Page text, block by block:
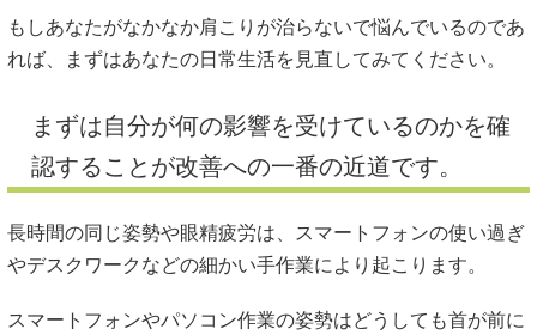
もしあなたがなかなか肩こりが治らないで悩んでいるのであ
れば、まずはあなたの日常生活を見直してみてください。
まずは自分が何の影響を受けているのかを確
認することが改善への一番の近道です。
長時間の同じ姿勢や眼精疲労は、スマートフォンの使い過ぎ
やデスクワークなどの細かい手作業により起こります。
スマートフォンやパソコン作業の姿勢はどうしても首が前に